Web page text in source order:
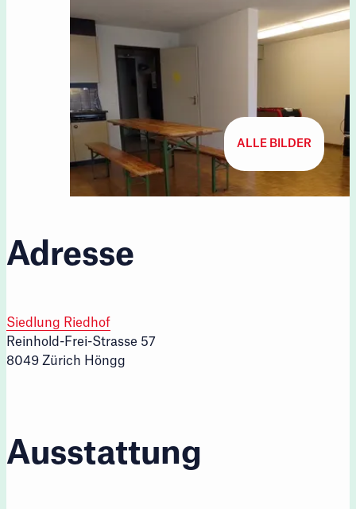
ALLE BILDER
Adresse
Siedlung Riedhof
Reinhold-Frei-Strasse 57
8049 Zürich Höngg
Ausstattung